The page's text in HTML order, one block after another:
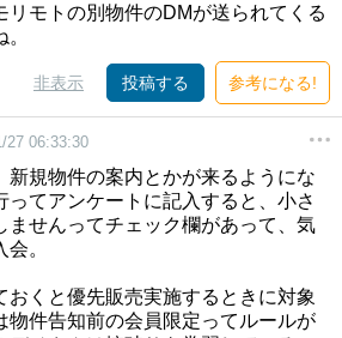
リモトの別物件のDMが送られてくる
非表示 投稿する 参考になる!
27 06:33:30
新規物件の案内とかが来るようにな
ってアンケートに記入すると、小さ
ませんってチェック欄があって、気
。
おくと優先販売実施するときに対象
物件告知前の会員限定ってルールが